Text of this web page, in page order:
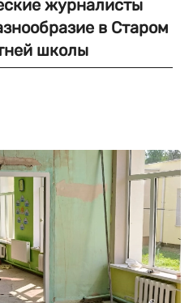
журналисты
в Старом
школы